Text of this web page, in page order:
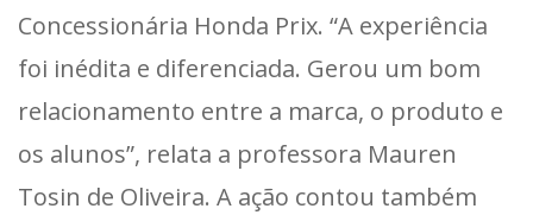
Concessionária Honda Prix. “A experiência
foi inédita e diferenciada. Gerou um bom
relacionamento entre a marca, o produto e
os alunos”, relata a professora Mauren
Tosin de Oliveira. A ação contou também